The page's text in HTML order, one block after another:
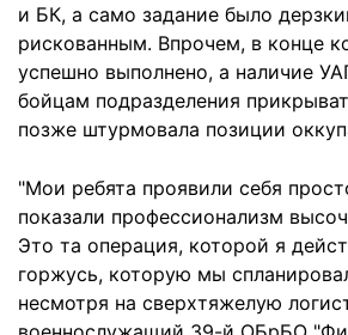
и БК, а само задание было
рискованным. Впрочем, в конце
успешно выполнено, а наличие
бойцам подразделения
позже штурмовала позиции
"Мои ребята проявили себя
показали профессионализм
Это та операция, которой я
горжусь, которую мы
несмотря на сверхтяжелую